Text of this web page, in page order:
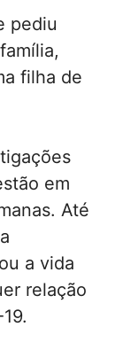
pediu
filha de
em
Até
a vida
relação